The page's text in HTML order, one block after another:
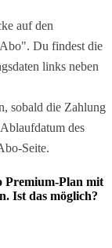
auf den
Du findest die
links neben
sobald die Zahlung
des
Seite.
Premium-Plan mit
Ist das möglich?